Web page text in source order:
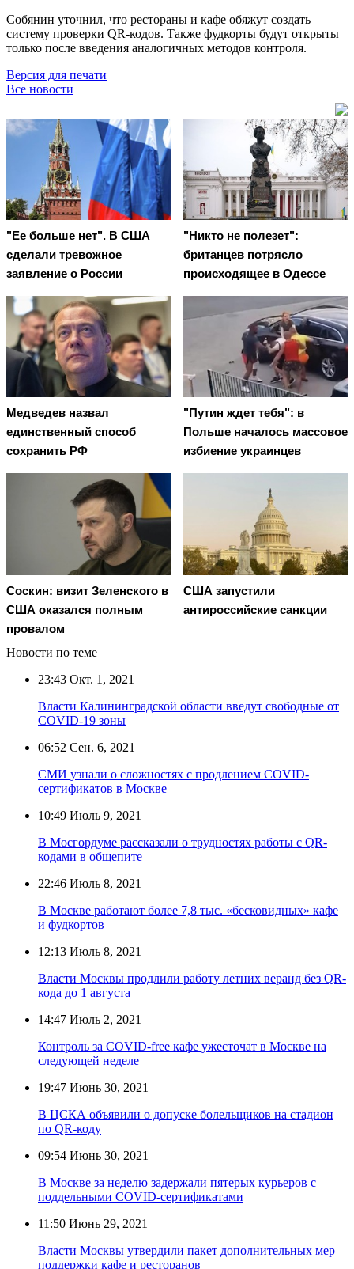
Собянин уточнил, что рестораны и кафе обяжут создать
систему проверки QR-кодов. Также фудкорты будут открыты
только после введения аналогичных методов контроля.
Версия для печати
Все новости
"Ее больше нет". В США
сделали тревожное
заявление о России
"Никто не полезет":
британцев потрясло
происходящее в Одессе
Медведев назвал
единственный способ
сохранить РФ
"Путин ждет тебя": в
Польше началось массовое
избиение украинцев
Соскин: визит Зеленского в
США оказался полным
провалом
США запустили
антироссийские санкции
Новости по теме
23:43 Окт. 1, 2021
Власти Калининградской области введут свободные от
COVID-19 зоны
06:52 Сен. 6, 2021
СМИ узнали о сложностях с продлением COVID-
сертификатов в Москве
10:49 Июль 9, 2021
В Мосгордуме рассказали о трудностях работы с QR-
кодами в общепите
22:46 Июль 8, 2021
В Москве работают более 7,8 тыс. «бесковидных» кафе
и фудкортов
12:13 Июль 8, 2021
Власти Москвы продлили работу летних веранд без QR-
кода до 1 августа
14:47 Июль 2, 2021
Контроль за COVID-free кафе ужесточат в Москве на
следующей неделе
19:47 Июнь 30, 2021
В ЦСКА объявили о допуске болельщиков на стадион
по QR-коду
09:54 Июнь 30, 2021
В Москве за неделю задержали пятерых курьеров с
поддельными COVID-сертификатами
11:50 Июнь 29, 2021
Власти Москвы утвердили пакет дополнительных мер
поддержки кафе и ресторанов